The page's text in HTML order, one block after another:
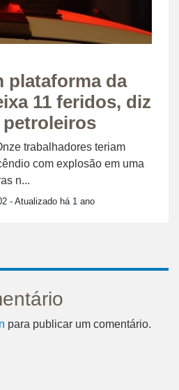
plataforma da
11 feridos, diz
trabalhadores teriam
com explosão em uma
n...
- Atualizado há 1 ano
para publicar um comentário.